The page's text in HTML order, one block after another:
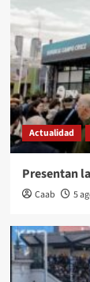
Actualidad
Presentan
Caab 5